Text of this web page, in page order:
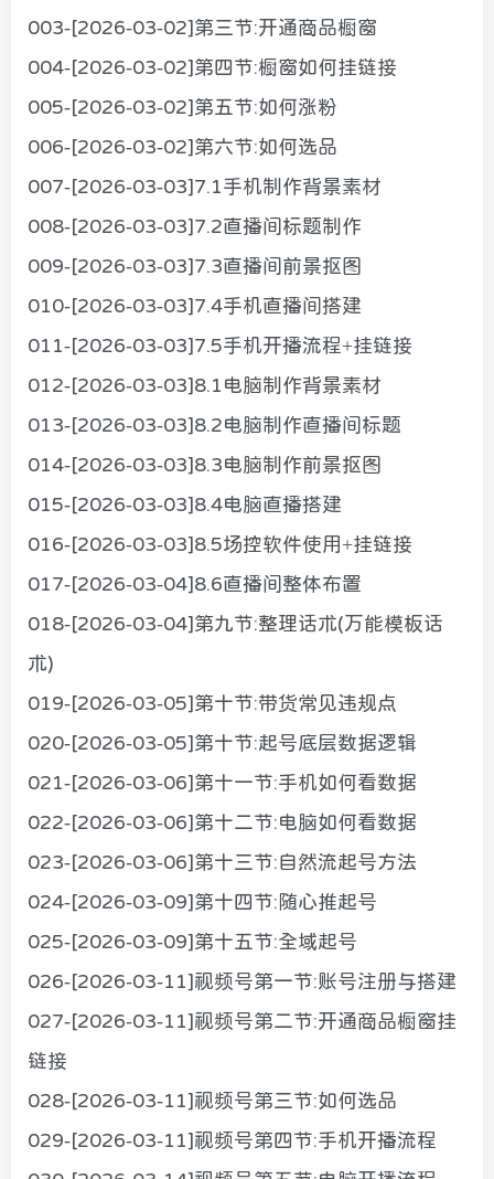
003-[2026-03-02]第三节:开通商品橱窗
004-[2026-03-02]第四节:橱窗如何挂链接
005-[2026-03-02]第五节:如何涨粉
006-[2026-03-02]第六节:如何选品
007-[2026-03-03]7.1手机制作背景素材
008-[2026-03-03]7.2直播间标题制作
009-[2026-03-03]7.3直播间前景抠图
010-[2026-03-03]7.4手机直播间搭建
011-[2026-03-03]7.5手机开播流程+挂链接
012-[2026-03-03]8.1电脑制作背景素材
013-[2026-03-03]8.2电脑制作直播间标题
014-[2026-03-03]8.3电脑制作前景抠图
015-[2026-03-03]8.4电脑直播搭建
016-[2026-03-03]8.5场控软件使用+挂链接
017-[2026-03-04]8.6直播间整体布置
018-[2026-03-04]第九节:整理话术(万能模板话
术)
019-[2026-03-05]第十节:带货常见违规点
020-[2026-03-05]第十节:起号底层数据逻辑
021-[2026-03-06]第十一节:手机如何看数据
022-[2026-03-06]第十二节:电脑如何看数据
023-[2026-03-06]第十三节:自然流起号方法
024-[2026-03-09]第十四节:随心推起号
025-[2026-03-09]第十五节:全域起号
026-[2026-03-11]视频号第一节:账号注册与搭建
027-[2026-03-11]视频号第二节:开通商品橱窗挂
链接
028-[2026-03-11]视频号第三节:如何选品
029-[2026-03-11]视频号第四节:手机开播流程